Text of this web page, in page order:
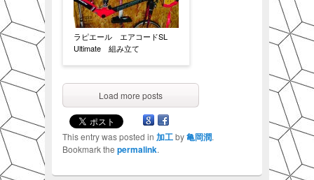
ラピエール エアコードSL
Ultimate 組み立て
Load more posts
This entry was posted in 加工by亀岡潤.
Bookmark the permalink.